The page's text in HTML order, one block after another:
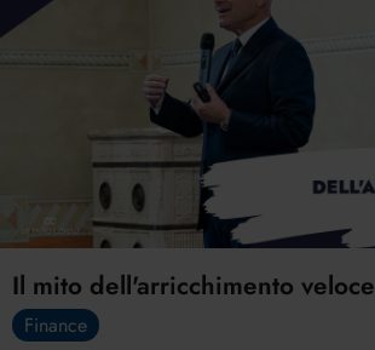
Il mito dell'arricchimento veloce
Finance